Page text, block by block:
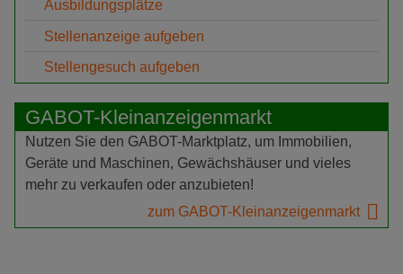
Ausbildungsplätze
Stellenanzeige aufgeben
Stellengesuch aufgeben
GABOT-Kleinanzeigenmarkt
Nutzen Sie den GABOT-Marktplatz, um Immobilien,
Geräte und Maschinen, Gewächshäuser und vieles
mehr zu verkaufen oder anzubieten!
zum GABOT-Kleinanzeigenmarkt